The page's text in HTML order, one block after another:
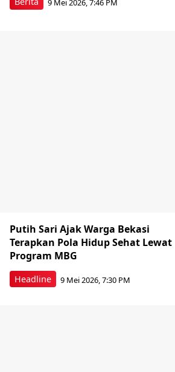
Headline
Putih Sari Ajak Warga Bekasi
Terapkan Pola Hidup Sehat Lewat
Program MBG
9 Mei 2026, 7:30 PM